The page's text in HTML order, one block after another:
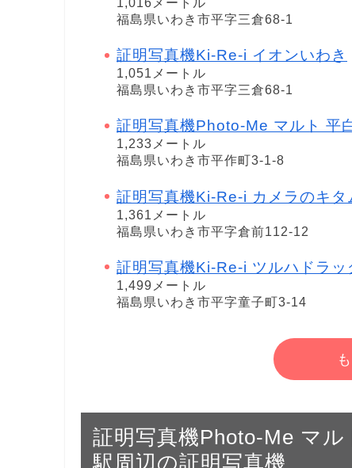
1,016メートル
福島県いわき市平字三倉68-1
証明写真機Ki-Re-i イオンいわき
1,051メートル
福島県いわき市平字三倉68-1
証明写真機Photo-Me マルト 平
1,233メートル
福島県いわき市平作町3-1-8
証明写真機Ki-Re-i カメラのキタ
1,361メートル
福島県いわき市平字倉前112-12
証明写真機Ki-Re-i ツルハドラッ
1,499メートル
福島県いわき市平字童子町3-14
証明写真機Photo-Me マ
駅周辺の証明写真機